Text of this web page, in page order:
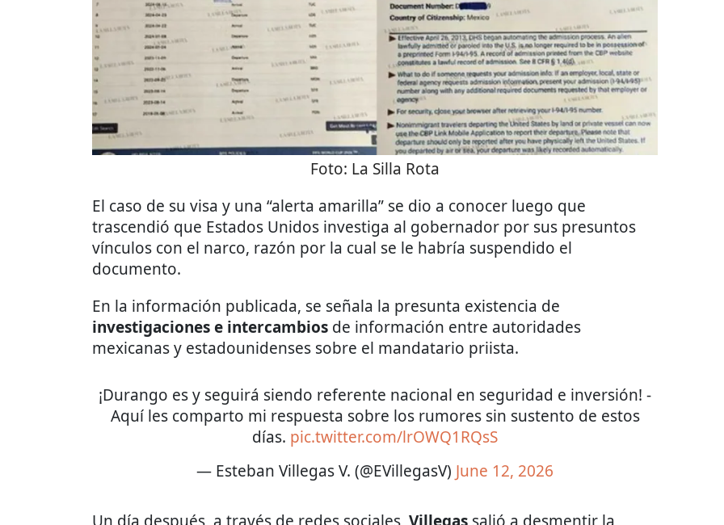
Foto: La Silla Rota
El caso de su visa y una “alerta amarilla” se dio a conocer luego que
trascendió que Estados Unidos investiga al gobernador por sus presuntos
vínculos con el narco, razón por la cual se le habría suspendido el
documento.
En la información publicada, se señala la presunta existencia de
investigaciones e intercambios de información entre autoridades
mexicanas y estadounidenses sobre el mandatario priista.
¡Durango es y seguirá siendo referente nacional en seguridad e inversión! -
Aquí les comparto mi respuesta sobre los rumores sin sustento de estos
días. pic.twitter.com/lrOWQ1RQsS
— Esteban Villegas V. (@EVillegasV) June 12, 2026